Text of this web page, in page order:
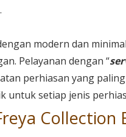
modern dan
Pelayanan dengan “
perhiasan yang
untuk setiap jenis
Collection